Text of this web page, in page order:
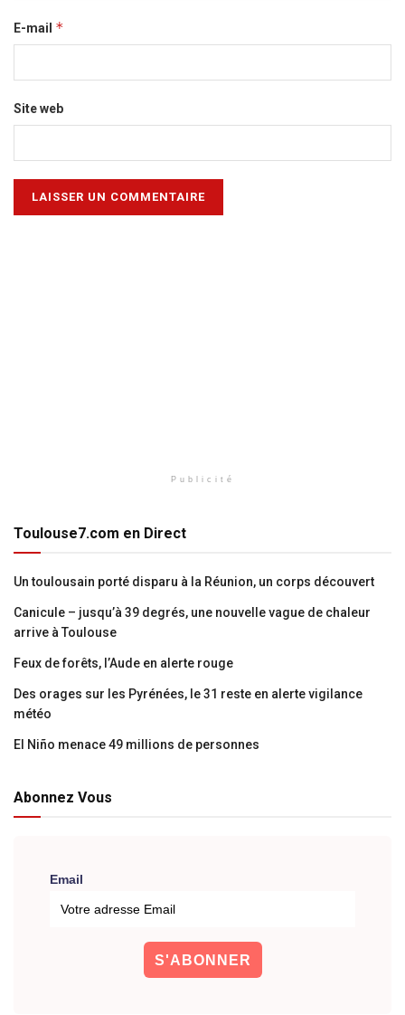
E-mail *
Site web
Publicité
Toulouse7.com en Direct
Un toulousain porté disparu à la Réunion, un corps découvert
Canicule – jusqu’à 39 degrés, une nouvelle vague de chaleur
arrive à Toulouse
Feux de forêts, l’Aude en alerte rouge
Des orages sur les Pyrénées, le 31 reste en alerte vigilance
météo
El Niño menace 49 millions de personnes
Abonnez Vous
Email